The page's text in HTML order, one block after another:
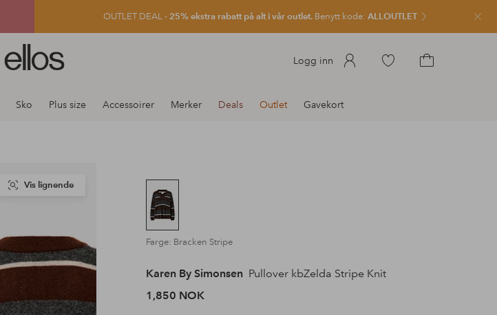
OUTLET DEAL - 25% ekstra rabatt på alt i vår outlet. Benytt kode: ALLOUTLET Lukk
Ellos
logo
gå
Logg inn
Gå
Sko Plus size Accessoirer Merker Deals Outlet Gavekort
Vis lignende
Farge: Bracken Stripe
Karen By Simonsen Pullover kbZelda Stripe Knit
1,850 NOK